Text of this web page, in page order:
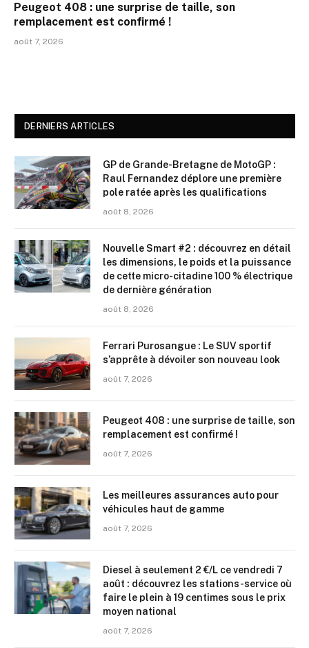
Peugeot 408 : une surprise de taille, son
remplacement est confirmé !
août 7, 2026
DERNIERS ARTICLES
GP de Grande-Bretagne de MotoGP :
Raul Fernandez déplore une première
pole ratée après les qualifications
août 8, 2026
Nouvelle Smart #2 : découvrez en détail
les dimensions, le poids et la puissance
de cette micro-citadine 100 % électrique
de dernière génération
août 8, 2026
Ferrari Purosangue : Le SUV sportif
s’apprête à dévoiler son nouveau look
août 7, 2026
Peugeot 408 : une surprise de taille, son
remplacement est confirmé !
août 7, 2026
Les meilleures assurances auto pour
véhicules haut de gamme
août 7, 2026
Diesel à seulement 2 €/L ce vendredi 7
août : découvrez les stations-service où
faire le plein à 19 centimes sous le prix
moyen national
août 7, 2026